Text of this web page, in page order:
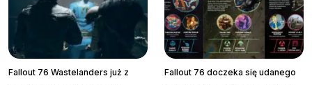
Fallout 76 Wastelanders już z
Fallout 76 doczeka się udanego